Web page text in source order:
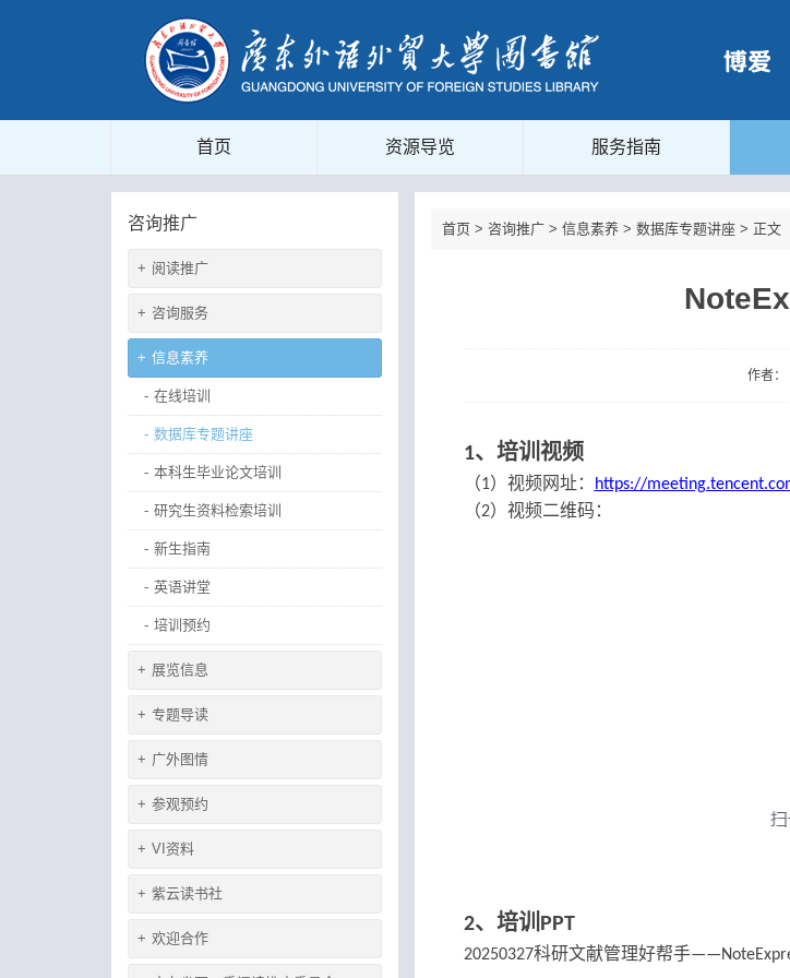
首页 资源导览 服务指南
咨询推广
+ 阅读推广
+ 咨询服务
+ 信息素养
- 在线培训
- 数据库专题讲座
- 本科生毕业论文培训
- 研究生资料检索培训
- 新生指南
- 英语讲堂
- 培训预约
+ 展览信息
+ 专题导读
+ 广外图情
+ 参观预约
+ VI资料
+ 紫云读书社
+ 欢迎合作
首页 > 咨询推广> 信息素养> 数据库专题讲座> 正文
作者
1、培训视频
（1）视频网址： https://
（2）视频二维码：
2、培训 PPT
20250327科研文献管理好帮手